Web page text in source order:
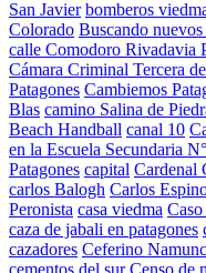
San Javier bomberos
Colorado Buscando nuevos
calle Comodoro Rivadavia
Cámara Criminal Tercera
Patagones Cambiemos
Blas camino Salina de
Beach Handball canal 10
en la Escuela Secundaria
Patagones capital Cardenal
carlos Balogh Carlos
Peronista casa viedma
caza de jabali en patagones
cazadores Ceferino
cementos del sur Censo de